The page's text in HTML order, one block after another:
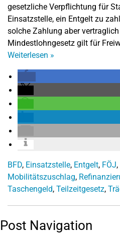
gesetzliche Verpflichtung für
Einsatzstelle, ein Entgelt zu
solche Zahlung aber
Mindestlohngesetz gilt für
Weiterlesen »
BFD, Einsatzstelle, Entgelt, FÖJ,
Mobilitätszuschlag,
Taschengeld, Teilzeitgesetz,
Post Navigation